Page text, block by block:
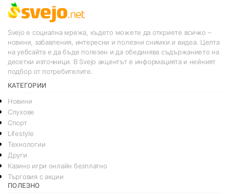
Svejo е социална мрежа, където можете да откриете всичко –
новини, забавления, интересни и полезни снимки и видеа. Целта
на уебсайта е да бъде полезен и да обединява съдържанието на
десетки източници. В Svejo акцентът е информацията и нейният
подбор от потребителите.
КАТЕГОРИИ
Новини
Слухове
Спорт
Lifestyle
Технологии
Други
Казино игри онлайн безплатно
Търговия с акции
ПОЛЕЗНО